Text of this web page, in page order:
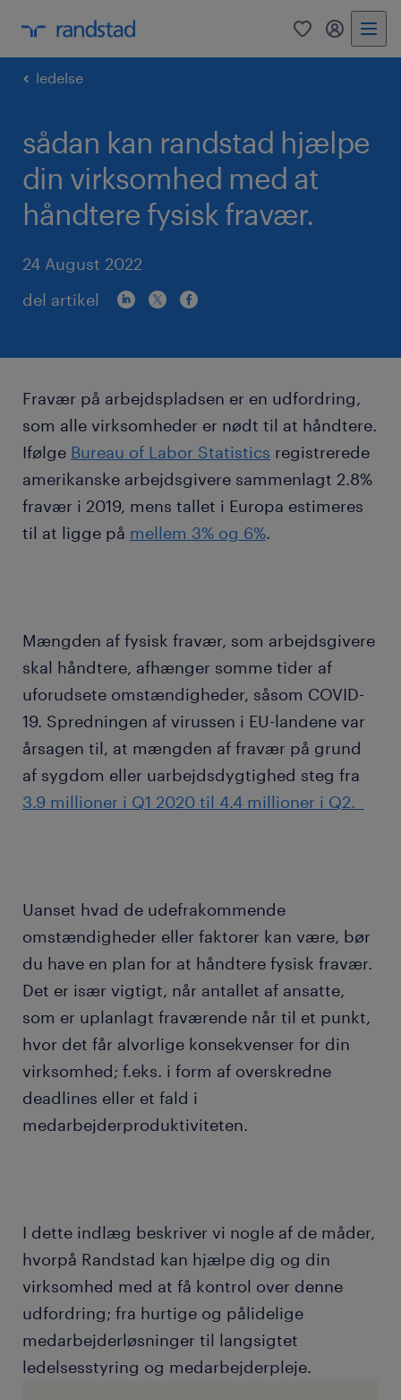
0
ledelse
sådan kan randstad hjælpe
din virksomhed med at
håndtere fysisk fravær.
24 August 2022
del artikel
Fravær på arbejdspladsen er en udfordring,
som alle virksomheder er nødt til at håndtere.
Ifølge Bureau of Labor Statistics registrerede
amerikanske arbejdsgivere sammenlagt 2.8%
fravær i 2019, mens tallet i Europa estimeres
til at ligge på mellem 3% og 6%.
Mængden af fysisk fravær, som arbejdsgivere
skal håndtere, afhænger somme tider af
uforudsete omstændigheder, såsom COVID-
19. Spredningen af virussen i EU-landene var
årsagen til, at mængden af fravær på grund
af sygdom eller uarbejdsdygtighed steg fra
3.9 millioner i Q1 2020 til 4.4 millioner i Q2.
Uanset hvad de udefrakommende
omstændigheder eller faktorer kan være, bør
du have en plan for at håndtere fysisk fravær.
Det er især vigtigt, når antallet af ansatte,
som er uplanlagt fraværende når til et punkt,
hvor det får alvorlige konsekvenser for din
virksomhed; f.eks. i form af overskredne
deadlines eller et fald i
medarbejderproduktiviteten.
I dette indlæg beskriver vi nogle af de måder,
hvorpå Randstad kan hjælpe dig og din
virksomhed med at få kontrol over denne
udfordring; fra hurtige og pålidelige
medarbejderløsninger til langsigtet
ledelsesstyring og medarbejderpleje.